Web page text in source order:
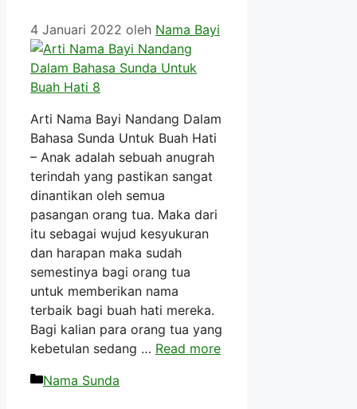
4 Januari 2022 oleh Nama Bayi
Arti Nama Bayi Nandang Dalam
Bahasa Sunda Untuk Buah Hati
– Anak adalah sebuah anugrah
terindah yang pastikan sangat
dinantikan oleh semua
pasangan orang tua. Maka dari
itu sebagai wujud kesyukuran
dan harapan maka sudah
semestinya bagi orang tua
untuk memberikan nama
terbaik bagi buah hati mereka.
Bagi kalian para orang tua yang
kebetulan sedang … Read more
Kategori
Nama Sunda